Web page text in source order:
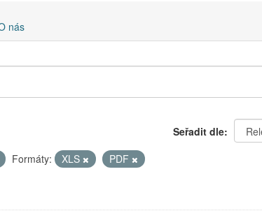
nás
Seřadit dle
Formáty: XLS
PDF